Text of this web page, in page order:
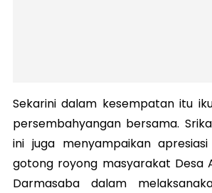
Sekarini dalam kesempatan itu
persembahyangan bersama.
ini juga menyampaikan
gotong royong masyarakat Desa
Darmasaba dalam